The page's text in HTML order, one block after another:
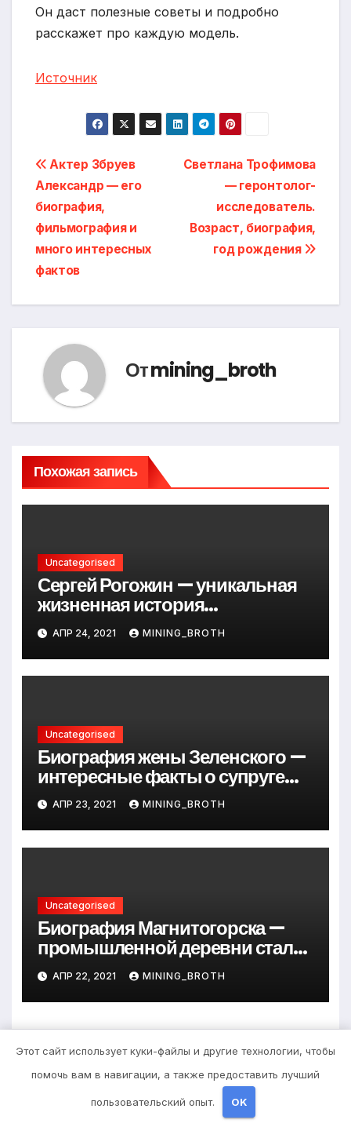
Он даст полезные советы и подробно
расскажет про каждую модель.
Источник
Навигация
по
записям
Светлана Трофимова
— геронтолог-
исследователь.
Возраст, биография,
год рождения
Актер Збруев
Александр — его
биография,
фильмография и
много интересных
фактов
Отmining_broth
Похожая запись
Uncategorised
Сергей Рогожин — уникальная
жизненная история
талантливого певца, его
музыкальный путь и важные
достижения
АПР 24, 2021 MINING_BROTH
Uncategorised
Биография жены Зеленского —
интересные факты о супруге
президента Украины
АПР 23, 2021 MINING_BROTH
Uncategorised
Биография Магнитогорска —
промышленной деревни стали
превращается в современный
мегаполис
АПР 22, 2021 MINING_BROTH
Добавить комментарий
Для отправки комментария вам необходимо
Этот сайт использует куки-файлы и другие технологии, чтобы
помочь вам в навигации, а также предоставить лучший
пользовательский опыт. OK